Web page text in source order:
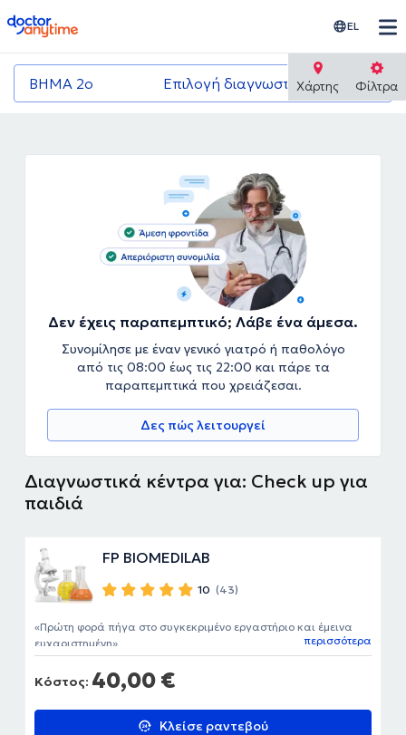
doctoranytime EL
ΒΗΜΑ 2ο Επιλογή διαγνωστικού κέντρου
Χάρτης Φίλτρα
Δεν έχεις παραπεμπτικό; Λάβε ένα άμεσα.
Συνομίλησε με έναν γενικό γιατρό ή παθολόγο
από τις 08:00 έως τις 22:00 και πάρε τα
παραπεμπτικά που χρειάζεσαι.
Δες πώς λειτουργεί
Διαγνωστικά κέντρα για: Check up για
παιδιά
FP BIOMEDILAB
10 (43)
Κόστος: 40,00 €
Κλείσε ραντεβού
Πρώτη φορά πήγα στο συγκεκριμένο εργαστήριο και έμεινα
ευχαριστημένη
περισσότερα